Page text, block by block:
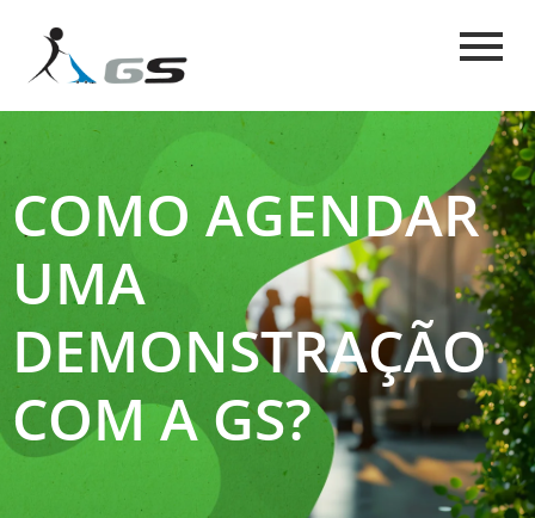
COMO AGENDAR
UMA
DEMONSTRAÇÃO
COM A GS?